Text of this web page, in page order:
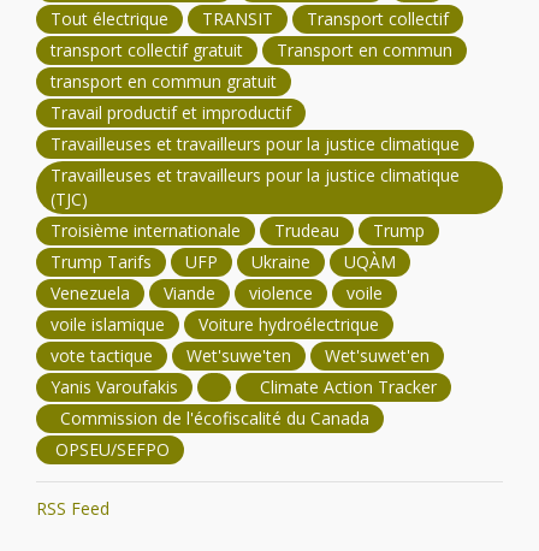
Tout électrique
TRANSIT
Transport collectif
transport collectif gratuit
Transport en commun
transport en commun gratuit
Travail productif et improductif
Travailleuses et travailleurs pour la justice climatique
Travailleuses et travailleurs pour la justice climatique
(TJC)
Troisième internationale
Trudeau
Trump
Trump Tarifs
UFP Ukraine
UQÀM
Venezuela
Viande violence
voile
voile islamique
Voiture hydroélectrique
vote tactique
Wet'suwe'ten
Wet'suwet'en
Yanis Varoufakis
Climate Action Tracker
Commission de l'écofiscalité du Canada
OPSEU/SEFPO
RSS Feed